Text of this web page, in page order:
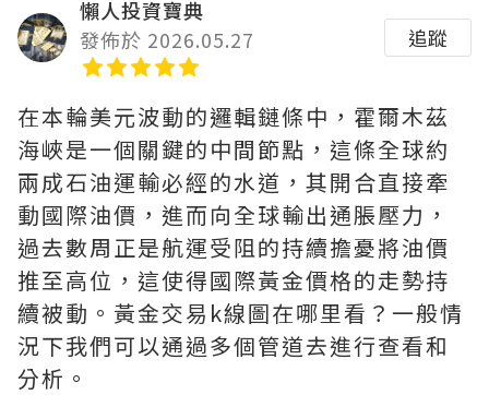
懶人投資寶典
發佈於 2026.05.27
追蹤
在本輪美元波動的邏輯鏈條中，霍爾木茲
海峽是一個關鍵的中間節點，這條全球約
兩成石油運輸必經的水道，其開合直接牽
動國際油價，進而向全球輸出通脹壓力，
過去數周正是航運受阻的持續擔憂將油價
推至高位，這使得國際黃金價格的走勢持
續被動。黃金交易k線圖在哪里看？一般情
況下我們可以通過多個管道去進行查看和
分析。